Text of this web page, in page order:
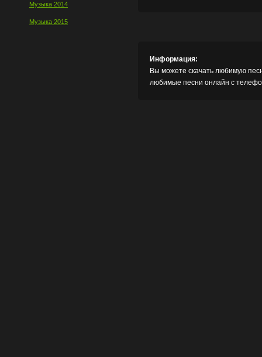
Музыка 2014
Музыка 2015
Информация:
Вы можете скачать любимую
любимые песни онлайн с